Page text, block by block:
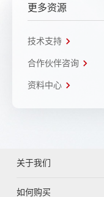
更多资源
技术支持
合作伙伴咨询
资料中心
关于我们
如何购买